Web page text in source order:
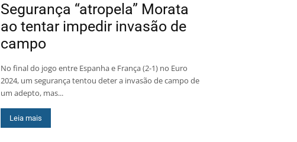
Segurança “atropela” Morata
ao tentar impedir invasão de
campo
No final do jogo entre Espanha e França (2-1) no Euro
2024, um segurança tentou deter a invasão de campo de
um adepto, mas...
Leia mais